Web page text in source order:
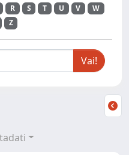
R S T U V
W
Z